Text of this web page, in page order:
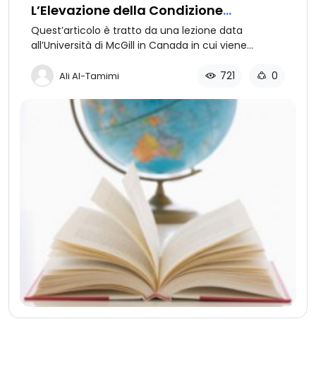
L’Elevazione della Condizione
Femminile (1 di 5): La Visione del
Mondo
Quest’articolo è tratto da una lezione data
all’Università di McGill in Canada in cui viene
della donna. Prima Parte: Una descrizione della
differenza fondamentale della visione del mondo
tra l’Occidente e l’Islam circa la donna, ed
altrettanto un accenno sul punto di vista Greco e
Cristiano antico a riguardo.
Ali Al-Tamimi 721 0